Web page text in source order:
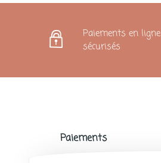
Paiements en ligne
sécurisés
Paiements